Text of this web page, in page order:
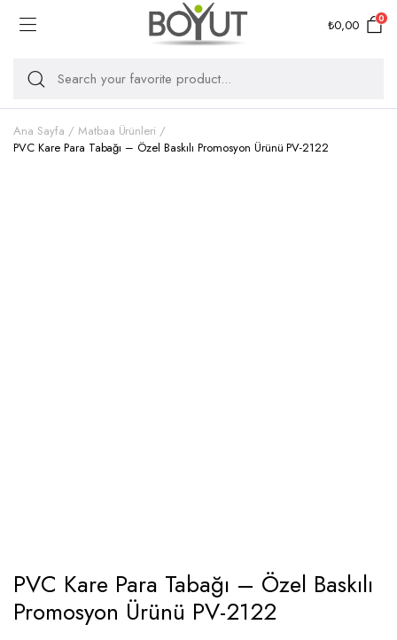
₺0,00 0
Ana Sayfa
Matbaa Ürünleri
PVC Kare Para Tabağı – Özel Baskılı Promosyon Ürünü PV-2122
PVC Kare Para Tabağı – Özel Baskılı
Promosyon Ürünü PV-2122